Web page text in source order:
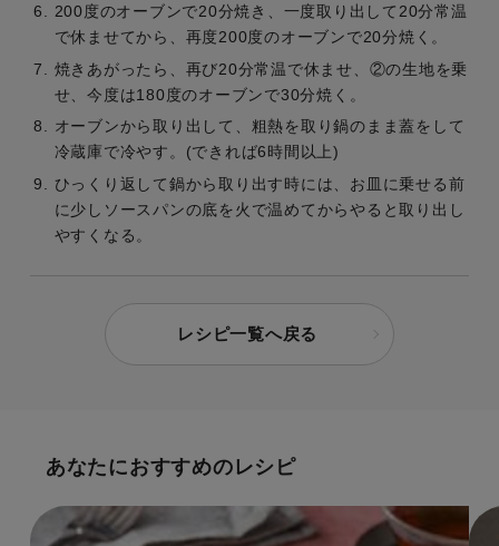
200度のオーブンで20分焼き、一度取り出して20分常温
で休ませてから、再度200度のオーブンで20分焼く。
焼きあがったら、再び20分常温で休ませ、②の生地を乗
せ、今度は180度のオーブンで30分焼く。
オーブンから取り出して、粗熱を取り鍋のまま蓋をして
冷蔵庫で冷やす。(できれば6時間以上)
ひっくり返して鍋から取り出す時には、お皿に乗せる前
に少しソースパンの底を火で温めてからやると取り出し
やすくなる。
レシピ一覧へ戻る
あなたにおすすめのレシピ